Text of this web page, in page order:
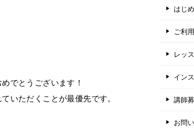
でとうございます！
いただくことが最優先です。
はじ
ご利
レッ
イン
講師
お問